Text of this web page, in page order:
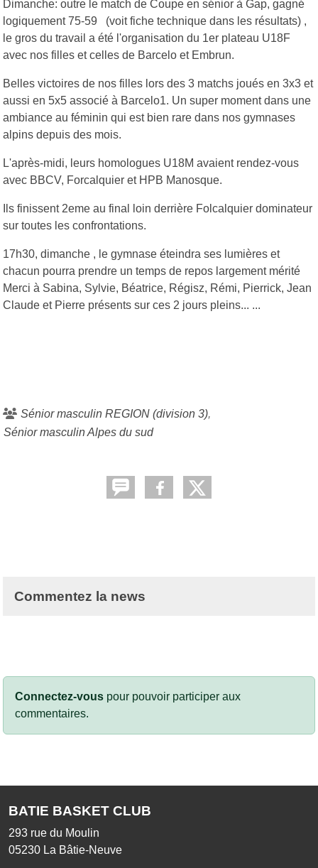
Dimanche: outre le match de Coupe en sénior à Gap, gagné
logiquement 75-59 (voit fiche technique dans les résultats) ,
le gros du travail a été l'organisation du 1er plateau U18F
avec nos filles et celles de Barcelo et Embrun.
Belles victoires de nos filles lors des 3 matchs joués en 3x3 et
aussi en 5x5 associé à Barcelo1. Un super moment dans une
ambiance au féminin qui est bien rare dans nos gymnases
alpins depuis des mois.
L'après-midi, leurs homologues U18M avaient rendez-vous
avec BBCV, Forcalquier et HPB Manosque.
Ils finissent 2eme au final loin derrière Folcalquier dominateur
sur toutes les confrontations.
17h30, dimanche , le gymnase éteindra ses lumières et
chacun pourra prendre un temps de repos largement mérité
Merci à Sabina, Sylvie, Béatrice, Régisz, Rémi, Pierrick, Jean
Claude et Pierre présents sur ces 2 jours pleins... ...
Sénior masculin REGION (division 3)
Sénior masculin Alpes du sud
Commentez la news
Connectez-vous pour pouvoir participer aux
commentaires.
BATIE BASKET CLUB
293 rue du Moulin
05230 La Bâtie-Neuve